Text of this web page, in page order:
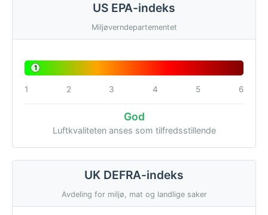
US EPA-indeks
Miljøverndepartementet
1
1 2 3 4 5 6
God
Luftkvaliteten anses som tilfredsstillende
UK DEFRA-indeks
Avdeling for miljø, mat og landlige saker